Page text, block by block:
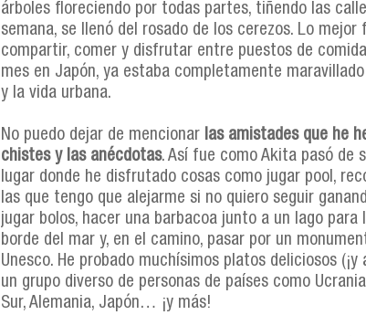
árboles floreciendo por todas partes, tiñendo las
semana, se llenó del rosado de los cerezos. Lo
compartir, comer y disfrutar entre puestos de
mes en Japón, ya estaba completamente
y la vida urbana.
No puedo dejar de mencionar las amistades que he
chistes y las anécdotas. Así fue como Akita pasó de
lugar donde he disfrutado cosas como jugar pool,
las que tengo que alejarme si no quiero seguir
jugar bolos, hacer una barbacoa junto a un lago
borde del mar y, en el camino, pasar por un
Unesco. He probado muchísimos platos deliciosos
un grupo diverso de personas de países como
Sur, Alemania, Japón… ¡y más!